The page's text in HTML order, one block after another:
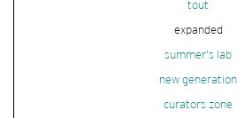
tout
expanded
summer's lab
new generation
curators zone